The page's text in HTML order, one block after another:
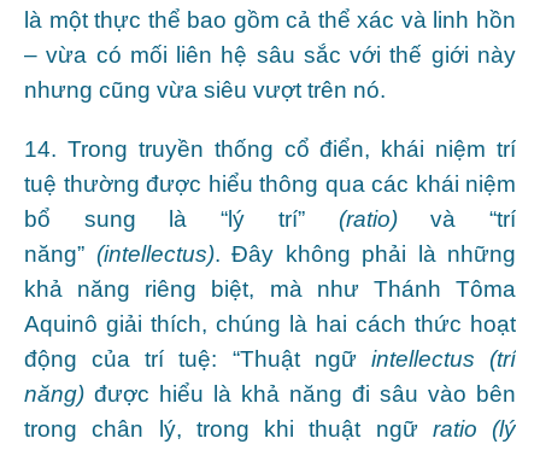
là một thực thể bao gồm cả thể xác và linh hồn
– vừa có mối liên hệ sâu sắc với thế giới này
nhưng cũng vừa siêu vượt trên nó.
14. Trong truyền thống cổ điển, khái niệm trí
tuệ thường được hiểu thông qua các khái niệm
bổ sung là “lý trí” (ratio)và “trí
năng” (intellectus). Đây không phải là những
khả năng riêng biệt, mà như Thánh Tôma
Aquinô giải thích, chúng là hai cách thức hoạt
động của trí tuệ: “Thuật ngữ intellectus
(trí
năng) được hiểu là khả năng đi sâu vào bên
trong chân lý, trong khi thuật ngữ ratio
(lý